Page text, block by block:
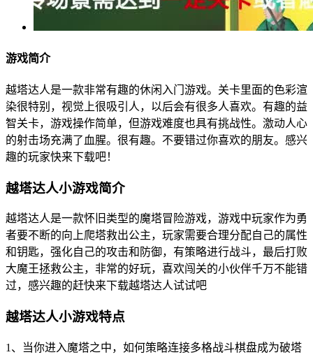
游戏简介
越塔达人是一款非常有趣的休闲入门游戏。关卡里面的色彩渲
染很特别，视觉上很吸引人，以后会有很多人喜欢。有趣的益
智关卡，游戏操作简单，但游戏难度也具有挑战性。激动人心
的射击场充满了血腥。很有趣。不要错过你喜欢的朋友。感兴
趣的玩家快来下载吧！
越塔达人小游戏简介
越塔达人是一款怀旧类型的魔塔冒险游戏，游戏中玩家作为勇
者要不断的向上爬塔救出公主，玩家需要合理分配自己的属性
和钥匙，强化自己的攻击和防御，有策略进行战斗，最后打败
大魔王拯救公主，非常的好玩，喜欢闯关的小伙伴千万不能错
过，感兴趣的赶快来下载越塔达人试试吧
越塔达人小游戏特点
1、当你进入魔塔之中，如何策略连接多格战斗棋盘成为破塔